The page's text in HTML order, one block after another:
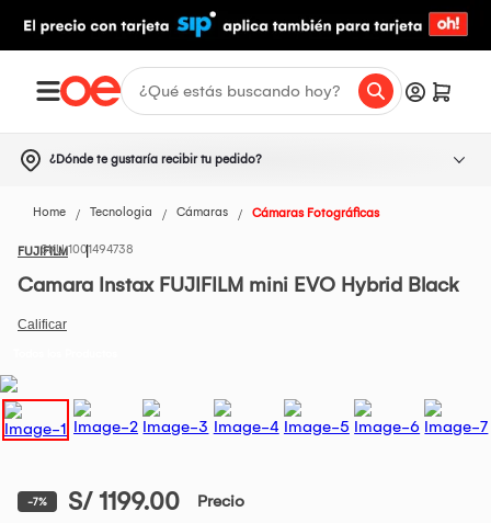
¿Dónde te gustaría recibir tu pedido?
Home Tecnologia Cámaras Cámaras Fotográficas
FUJIFILM1001494738
Camara Instax FUJIFILM mini EVO Hybrid Black
-7% S/ 1199.00 Precio